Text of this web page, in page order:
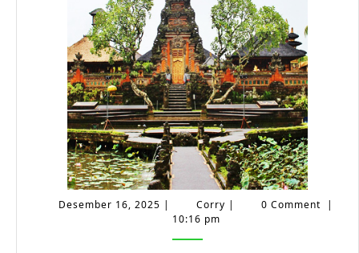
Tradisi
Budaya
dalam
Wisata
Desember 16, 2025 Desember
16,
| Corry Corry
| 0 Comment
|
10:16 pm